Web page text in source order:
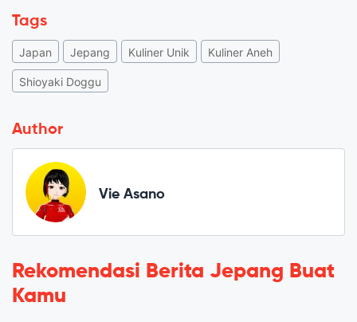
Tags
Japan Jepang Kuliner Unik Kuliner Aneh
Shioyaki Doggu
Author
Vie Asano
Rekomendasi Berita Jepang Buat
Kamu